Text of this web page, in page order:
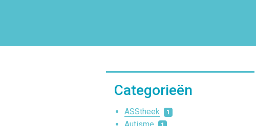
Categorieën
ASStheek 1